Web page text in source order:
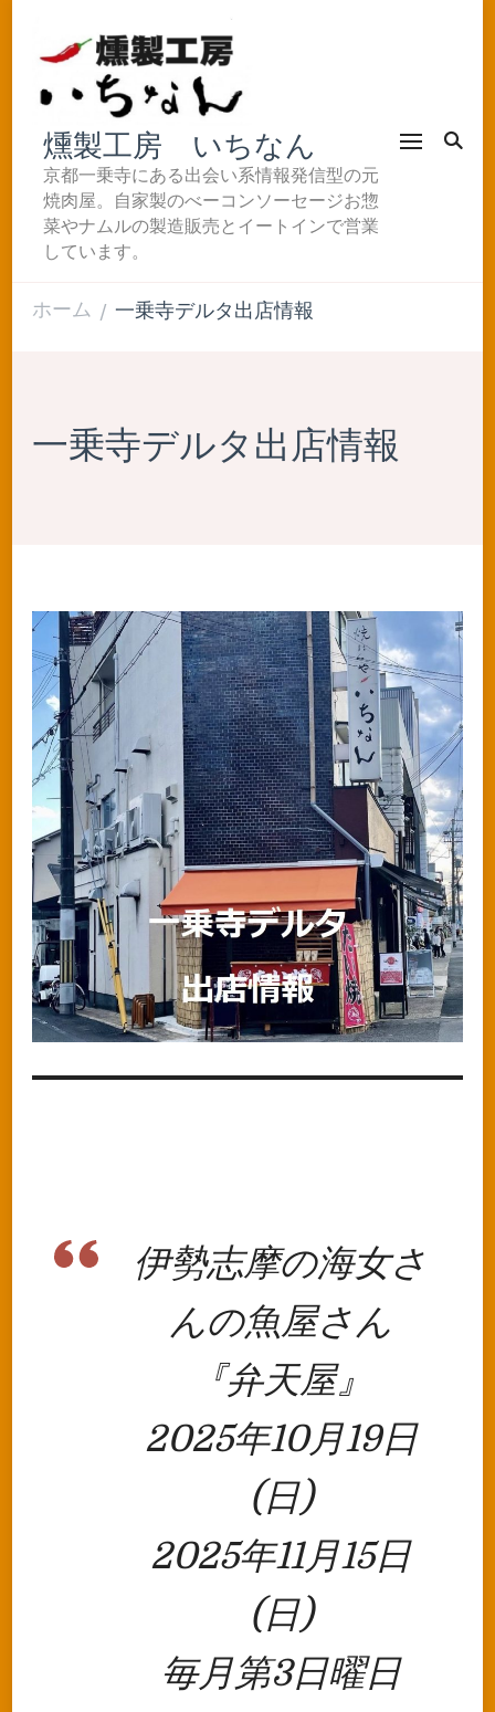
燻製工房 いちなん
京都一乗寺にある出会い系情報発信型の元
焼肉屋。自家製のべーコンソーセージお惣
菜やナムルの製造販売とイートインで営業
しています。
ホーム / 一乗寺デルタ出店情報
一乗寺デルタ出店情報
伊勢志摩の海女さ
んの魚屋さん
『弁天屋』
2025年10月19日
(日)
2025年11月15日
(日)
毎月第3日曜日